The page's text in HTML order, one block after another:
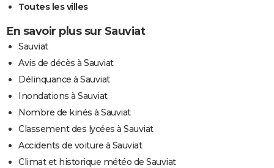
Toutes les villes
En savoir plus sur Sauviat
Sauviat
Avis de décès à Sauviat
Délinquance à Sauviat
Inondations à Sauviat
Nombre de kinés à Sauviat
Classement des lycées à Sauviat
Accidents de voiture à Sauviat
Climat et historique météo de Sauviat